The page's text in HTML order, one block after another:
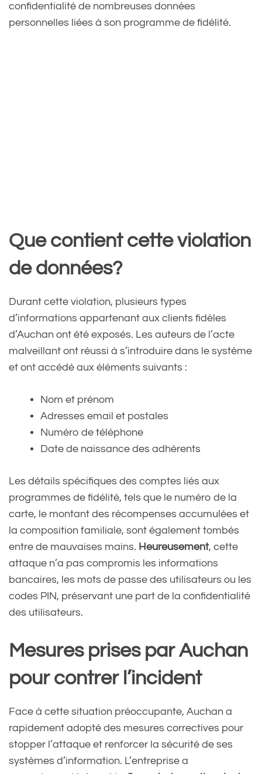
confidentialité de nombreuses données
personnelles liées à son programme de fidélité.
Que contient cette violation
de données?
Durant cette violation, plusieurs types
d’informations appartenant aux clients fidèles
d’Auchan ont été exposés. Les auteurs de l’acte
malveillant ont réussi à s’introduire dans le système
et ont accédé aux éléments suivants :
Nom et prénom
Adresses email et postales
Numéro de téléphone
Date de naissance des adhérents
Les détails spécifiques des comptes liés aux
programmes de fidélité, tels que le numéro de la
carte, le montant des récompenses accumulées et
la composition familiale, sont également tombés
entre de mauvaises mains. Heureusement, cette
attaque n’a pas compromis les informations
bancaires, les mots de passe des utilisateurs ou les
codes PIN, préservant une part de la confidentialité
des utilisateurs.
Mesures prises par Auchan
pour contrer l’incident
Face à cette situation préoccupante, Auchan a
rapidement adopté des mesures correctives pour
stopper l’attaque et renforcer la sécurité de ses
systèmes d’information. L’entreprise a